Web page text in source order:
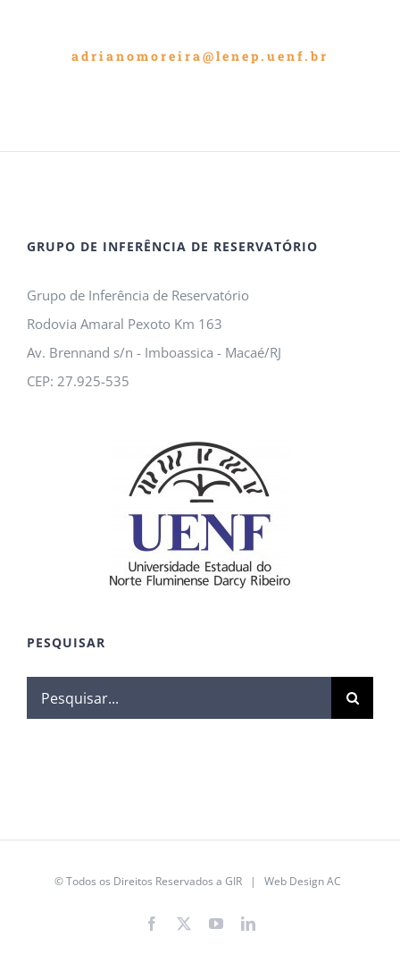
adrianomoreira@lenep.uenf.br
GRUPO DE INFERÊNCIA DE RESERVATÓRIO
Grupo de Inferência de Reservatório
Rodovia Amaral Pexoto Km 163
Av. Brennand s/n - Imboassica - Macaé/RJ
CEP: 27.925-535
PESQUISAR
© Todos os Direitos Reservados a GIR | Web DesignAC